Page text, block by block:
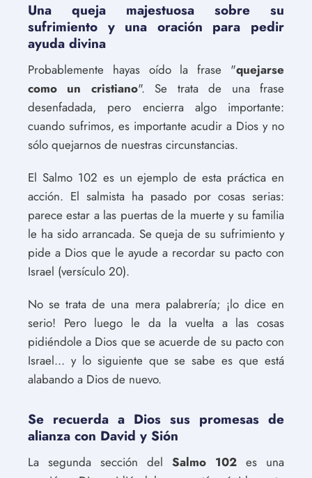
Una queja majestuosa sobre su
sufrimiento y una oración para pedir
ayuda divina
Probablemente hayas oído la frase "quejarse
como un cristiano". Se trata de una frase
desenfadada, pero encierra algo importante:
cuando sufrimos, es importante acudir a Dios y no
sólo quejarnos de nuestras circunstancias.
El Salmo 102 es un ejemplo de esta práctica en
acción. El salmista ha pasado por cosas serias:
parece estar a las puertas de la muerte y su familia
le ha sido arrancada. Se queja de su sufrimiento y
pide a Dios que le ayude a recordar su pacto con
Israel (versículo 20).
No se trata de una mera palabrería; ¡lo dice en
serio! Pero luego le da la vuelta a las cosas
pidiéndole a Dios que se acuerde de su pacto con
Israel... y lo siguiente que se sabe es que está
alabando a Dios de nuevo.
Se recuerda a Dios sus promesas de
alianza con David y Sión
La segunda sección del Salmo 102 es una